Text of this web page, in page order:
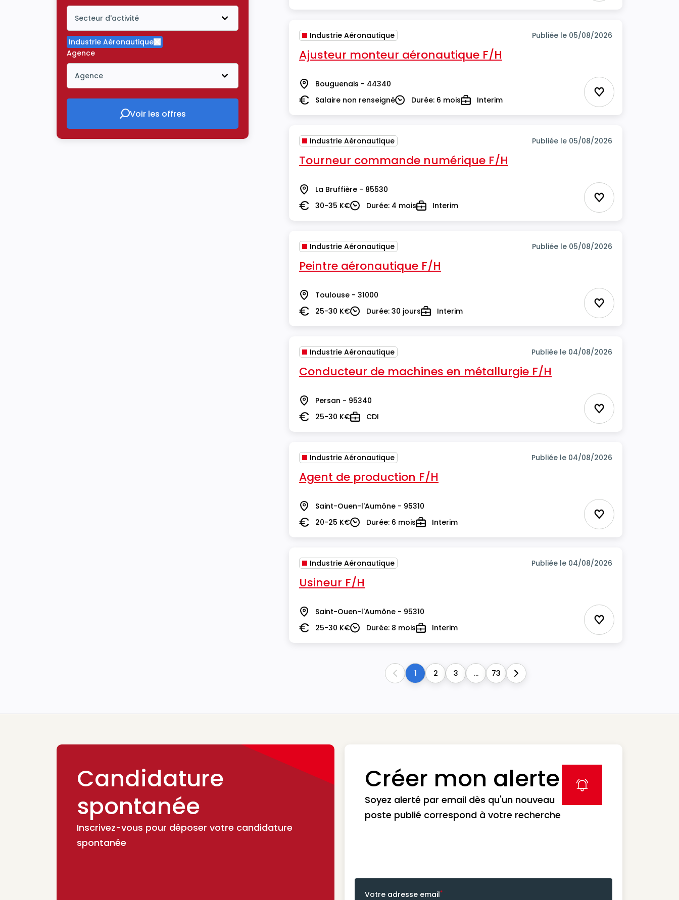
Secteur d'activité
Icône ouvrir la liste déroulante
Industrie Aéronautique
Supprimer le critère Industrie Aéronautique
Agence
Agence
Icône ouvrir la liste déroulante
Voir les offres
Voir les offres
Industrie Aéronautique Publiée le 05/08/2026
Ajusteur monteur aéronautique F/H
Lieu Bouguenais - 44340
SalaireSalaire non renseignéDuréeDurée: 6 moisTypeInterim Ajouter aux
Industrie Aéronautique Publiée le 05/08/2026
Tourneur commande numérique F/H
Lieu La Bruffière - 85530
Salaire30-35 K€DuréeDurée: 4 moisTypeInterim Ajouter aux
Industrie Aéronautique Publiée le 05/08/2026
Peintre aéronautique F/H
Lieu Toulouse - 31000
Salaire25-30 K€DuréeDurée: 30 joursTypeInterim Ajouter aux
Industrie Aéronautique Publiée le 04/08/2026
Conducteur de machines en métallurgie F/H
Lieu Persan - 95340
Salaire25-30 K€TypeCDI Ajouter aux
Industrie Aéronautique Publiée le 04/08/2026
Agent de production F/H
Lieu Saint-Ouen-l'Aumône - 95310
Salaire20-25 K€DuréeDurée: 6 moisTypeInterim Ajouter aux
Industrie Aéronautique Publiée le 04/08/2026
Usineur F/H
Lieu Saint-Ouen-l'Aumône - 95310
Salaire25-30 K€DuréeDurée: 8 moisTypeInterim Ajouter aux
Previous
1 2 3 ... 73 Next
Candidature
spontanée
Inscrivez-vous pour déposer votre candidature
spontanée
Créer mon alerte
Soyez alerté par email dès qu'un nouveau
poste publié correspond à votre recherche
label icon
Votre adresse email*